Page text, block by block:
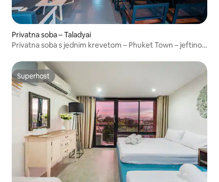
Privatna soba – Taladyai
Privatna soba s jednim krevetom – Phuket Town – jeftino –
Superhost
Superhost